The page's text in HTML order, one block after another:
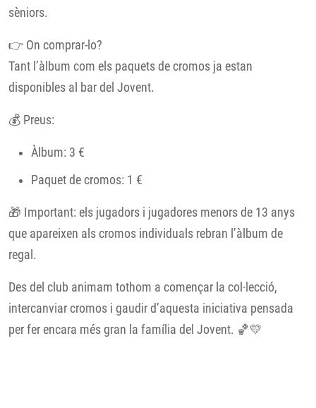
sèniors.
👉 On comprar-lo?
Tant l’àlbum com els paquets de cromos ja estan
disponibles al bar del Jovent.
💰 Preus:
Àlbum: 3 €
Paquet de cromos: 1 €
🎁 Important: els jugadors i jugadores menors de 13 anys
que apareixen als cromos individuals rebran l’àlbum de
regal.
Des del club animam tothom a començar la col·lecció,
intercanviar cromos i gaudir d’aquesta iniciativa pensada
per fer encara més gran la família del Jovent. 🏀💛